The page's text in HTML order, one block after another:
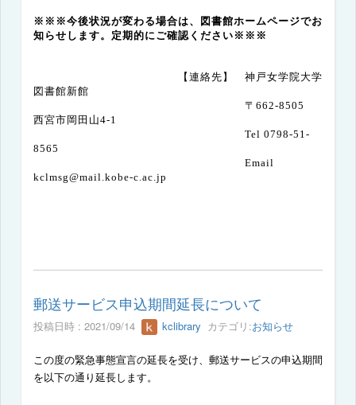
※※※今後状況が変わる場合は、図書館ホームページでお
知らせします。定期的にご確認ください※※※
【連絡先】 神戸女学院大学
図書館新館
〒 662-8505
西宮市岡田山4-1
Tel 0798-51-
8565
Email
kclmsg@mail.kobe-c.ac.jp
郵送サービス申込期間延長について
投稿日時 : 2021/09/14 kclibrary カテゴリ:お知らせ
この度の緊急事態宣言の延長を受け、郵送サービスの申込期間
を以下の通り延長します。